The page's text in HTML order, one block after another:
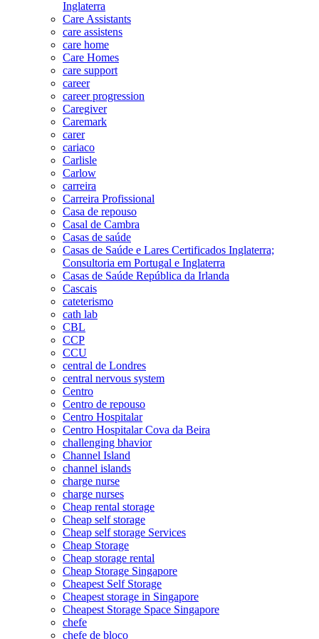
Inglaterra
Care Assistants
care assistens
care home
Care Homes
care support
career
career progression
Caregiver
Caremark
carer
cariaco
Carlisle
Carlow
carreira
Carreira Profissional
Casa de repouso
Casal de Cambra
Casas de saúde
Casas de Saúde e Lares Certificados Inglaterra;
Consultoria em Portugal e Inglaterra
Casas de Saúde República da Irlanda
Cascais
cateterismo
cath lab
CBL
CCP
CCU
central de Londres
central nervous system
Centro
Centro de repouso
Centro Hospitalar
Centro Hospitalar Cova da Beira
challenging bhavior
Channel Island
channel islands
charge nurse
charge nurses
Cheap rental storage
Cheap self storage
Cheap self storage Services
Cheap Storage
Cheap storage rental
Cheap Storage Singapore
Cheapest Self Storage
Cheapest storage in Singapore
Cheapest Storage Space Singapore
chefe
chefe de bloco